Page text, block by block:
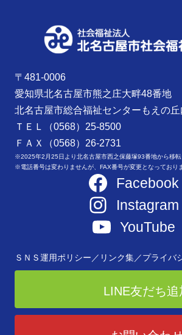
〒481-0006
愛知県北名古屋市熊之庄大畔48番地
北名古屋市総合福祉センターもえの丘
ＴＥＬ（0568）25-8500
ＦＡＸ（0568）26-2731
※2025年2月25日より北名古屋市西之保藤塚93番地から移転
※電話番号は変わりませんが、FAX番号が変更となっており
Facebook
Instagram
YouTube
ＳＮＳ運用ポリシー／ リンク集／プライバ
LINE友だち追